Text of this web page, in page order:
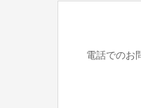
電話でのお